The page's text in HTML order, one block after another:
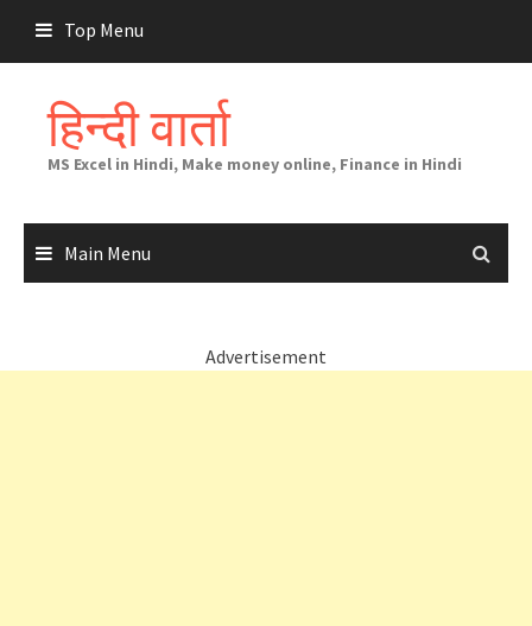
content
Top Menu
हिन्दी वार्ता
MS Excel in Hindi, Make money online, Finance in Hindi
Main Menu
Advertisement